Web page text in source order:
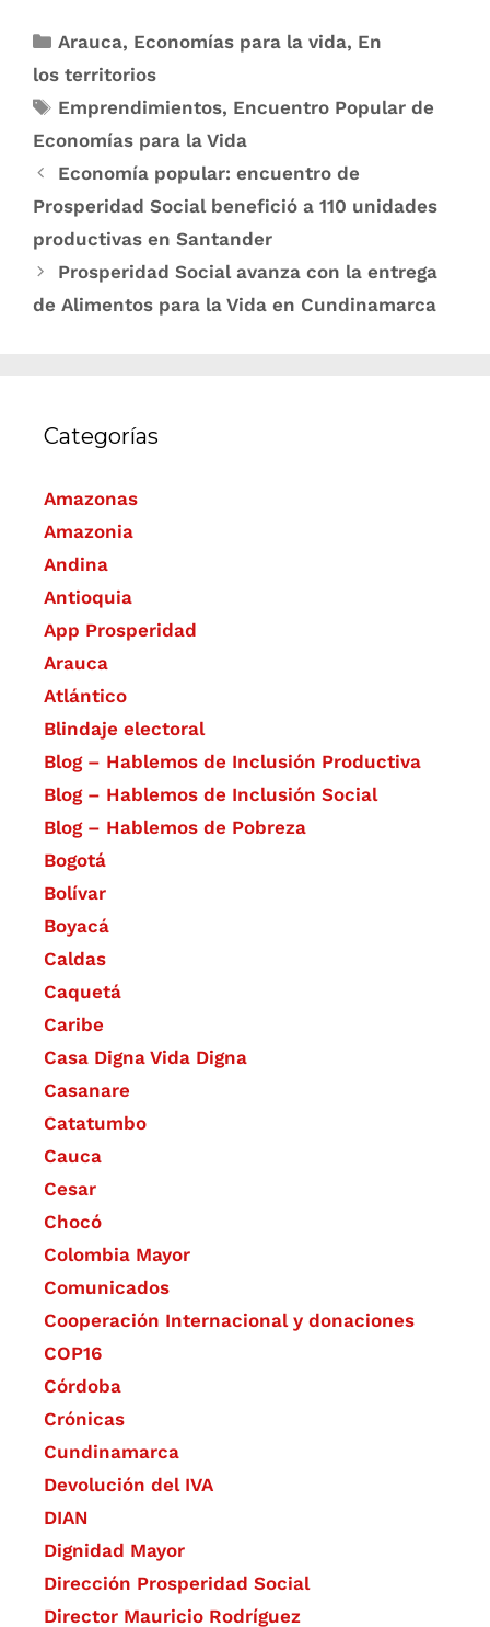
Arauca, Economías para la vida, En
los territorios
Emprendimientos, Encuentro Popular de
Economías para la Vida
Economía popular: encuentro de
Prosperidad Social benefició a 110 unidades
productivas en Santander
Prosperidad Social avanza con la entrega
de Alimentos para la Vida en Cundinamarca
Categorías
Amazonas
Amazonia
Andina
Antioquia
App Prosperidad
Arauca
Atlántico
Blindaje electoral
Blog – Hablemos de Inclusión Productiva
Blog – Hablemos de Inclusión Social
Blog – Hablemos de Pobreza
Bogotá
Bolívar
Boyacá
Caldas
Caquetá
Caribe
Casa Digna Vida Digna
Casanare
Catatumbo
Cauca
Cesar
Chocó
Colombia Mayor
Comunicados
Cooperación Internacional y donaciones
COP16
Córdoba
Crónicas
Cundinamarca
Devolución del IVA
DIAN
Dignidad Mayor
Dirección Prosperidad Social
Director Mauricio Rodríguez